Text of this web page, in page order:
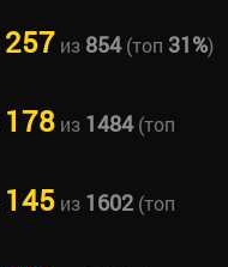
257 из 854(топ 31%)
178из 1484(топ
145из 1602(топ